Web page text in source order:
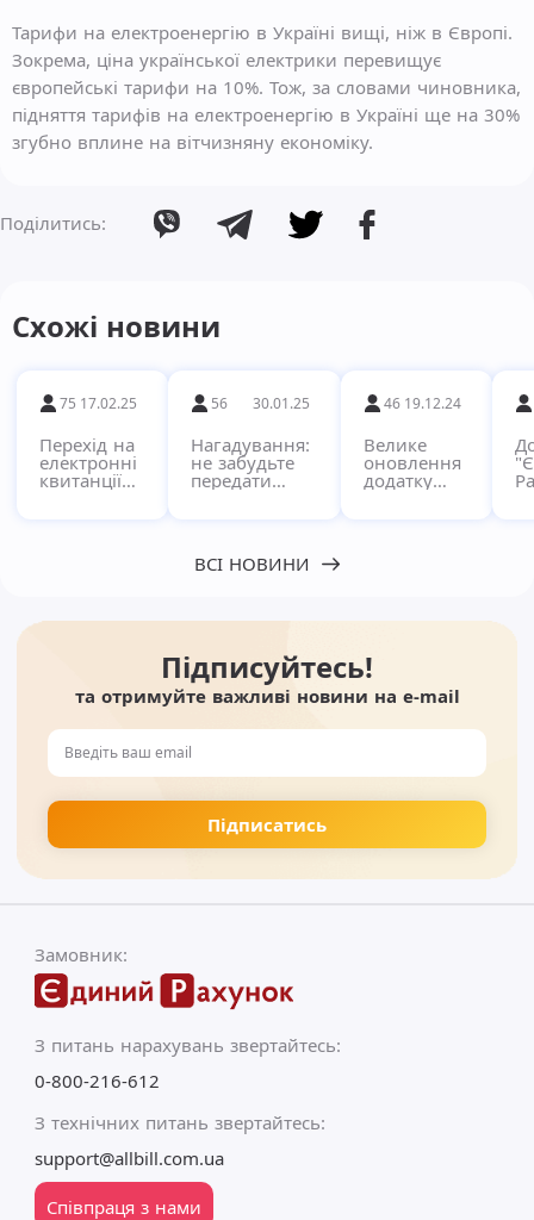
Тарифи на електроенергію в Україні вищі, ніж в Європі.
Зокрема, ціна української електрики перевищує
європейські тарифи на 10%. Тож, за словами чиновника,
підняття тарифів на електроенергію в Україні ще на 30%
згубно вплине на вітчизняну економіку.
Поділитись:
Схожі новини
75 17.02.25
Перехід на
електронні
квитанції
56 30.01.25
Нагадування:
не забудьте
передати
46 19.12.24
Велике
оновлення
додатку
ВСІ НОВИНИ
Підписуйтесь!
та отримуйте важливі новини на e-mail
Замовник:
З питань нарахувань звертайтесь:
0-800-216-612
З технічних питань звертайтесь:
support@allbill.com.ua
Співпраця з нами